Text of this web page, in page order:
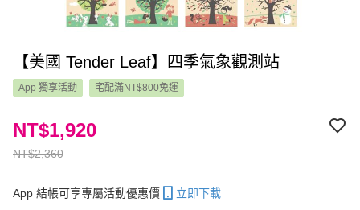
【美國 Tender Leaf】四季氣象觀測站
App 獨享活動 宅配滿NT$800免運
NT$2,360
NT$1,920
App 結帳可享專屬活動優惠價
立即下載